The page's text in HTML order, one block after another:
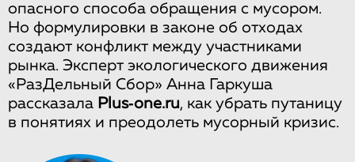
опасного способа обращения с мусором.
Но формулировки в законе об отходах
создают конфликт между участниками
рынка. Эксперт экологического движения
«РазДельный Сбор» Анна Гаркуша
рассказала Plus‑one.ru, как убрать путаницу
в понятиях и преодолеть мусорный кризис.